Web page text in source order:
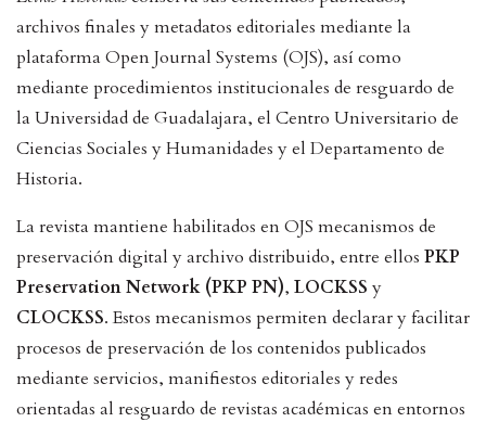
archivos finales y metadatos editoriales mediante la
plataforma Open Journal Systems (OJS), así como
mediante procedimientos institucionales de resguardo de
la Universidad de Guadalajara, el Centro Universitario de
Ciencias Sociales y Humanidades y el Departamento de
Historia.
La revista mantiene habilitados en OJS mecanismos de
preservación digital y archivo distribuido, entre ellos PKP
Preservation Network (PKP PN), LOCKSS y
CLOCKSS. Estos mecanismos permiten declarar y facilitar
procesos de preservación de los contenidos publicados
mediante servicios, manifiestos editoriales y redes
orientadas al resguardo de revistas académicas en entornos